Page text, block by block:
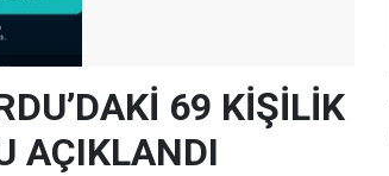
69 KİŞİLİK
AÇIKLANDI